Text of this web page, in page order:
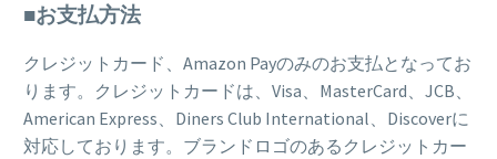
■お支払方法
クレジットカード、Amazon Payのみのお支払となってお
ります。クレジットカードは、Visa、MasterCard、JCB、
American Express、Diners Club International、Discoverに
対応しております。ブランドロゴのあるクレジットカー